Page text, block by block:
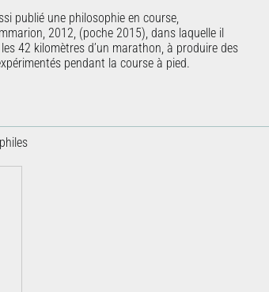
publié une philosophie en course,
2012, (poche 2015), dans laquelle il
42 kilomètres d’un marathon, à produire des
pendant la course à pied.